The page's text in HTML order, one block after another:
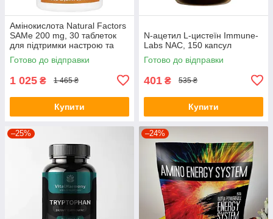
Амінокислота Natural Factors
SAMe 200 mg, 30 таблеток
для підтримки настрою та
печінки
Готово до відправки
1 025 ₴ 1 465 ₴
Купити
N-ацетил L-цистеїн Immune-
Labs NAC, 150 капсул
Готово до відправки
401 ₴ 535 ₴
Купити
–25% –24%